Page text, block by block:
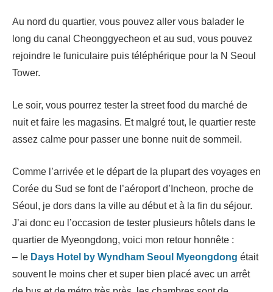
Au nord du quartier, vous pouvez aller vous balader le
long du canal Cheonggyecheon et au sud, vous pouvez
rejoindre le funiculaire puis téléphérique pour la N Seoul
Tower.
Le soir, vous pourrez tester la street food du marché de
nuit et faire les magasins. Et malgré tout, le quartier reste
assez calme pour passer une bonne nuit de sommeil.
Comme l’arrivée et le départ de la plupart des voyages en
Corée du Sud se font de l’aéroport d’Incheon, proche de
Séoul, je dors dans la ville au début et à la fin du séjour.
J’ai donc eu l’occasion de tester plusieurs hôtels dans le
quartier de Myeongdong, voici mon retour honnête :
– le Days Hotel by Wyndham Seoul Myeongdong était
souvent le moins cher et super bien placé avec un arrêt